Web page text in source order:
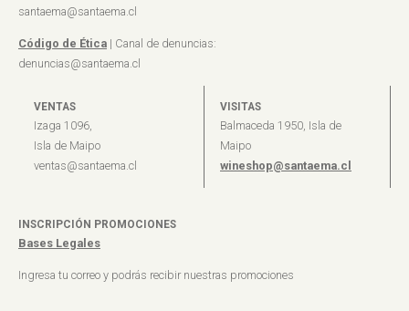
santaema@santaema.cl
Código de Ética | Canal de denuncias:
denuncias@santaema.cl
VENTAS
Izaga 1096,
Isla de Maipo
ventas@santaema.cl
VISITAS
Balmaceda 1950, Isla de
Maipo
wineshop@santaema.cl
INSCRIPCIÓN PROMOCIONES
Bases Legales
Ingresa tu correo y podrás recibir nuestras promociones